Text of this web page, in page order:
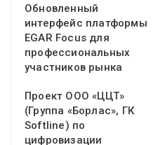
Обновленный
интерфейс платформы
EGAR Focus для
профессиональных
участников рынка
Проект ООО «ЦЦТ»
(Группа «Борлас», ГК
Softline) по
цифровизации